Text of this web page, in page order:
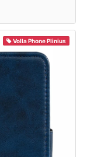
Volla Phone Plinius